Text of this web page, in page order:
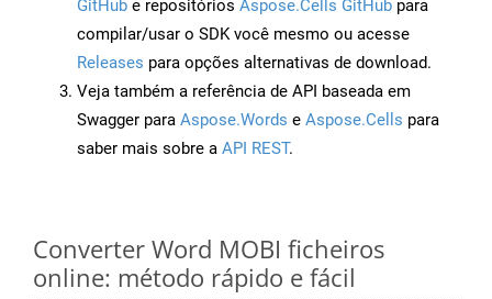
GitHub e repositórios Aspose.Cells GitHub para
compilar/usar o SDK você mesmo ou acesse
Releases para opções alternativas de download.
Veja também a referência de API baseada em
Swagger para Aspose.Words e Aspose.Cells para
saber mais sobre a API REST.
Converter Word MOBI ficheiros
online: método rápido e fácil